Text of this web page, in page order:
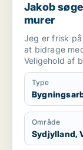
Jakob
murer
Jeg er frisk
at bidrage
Veligehold af
Nybyg i det
Reperationer
Type
Område
Sydjylland,